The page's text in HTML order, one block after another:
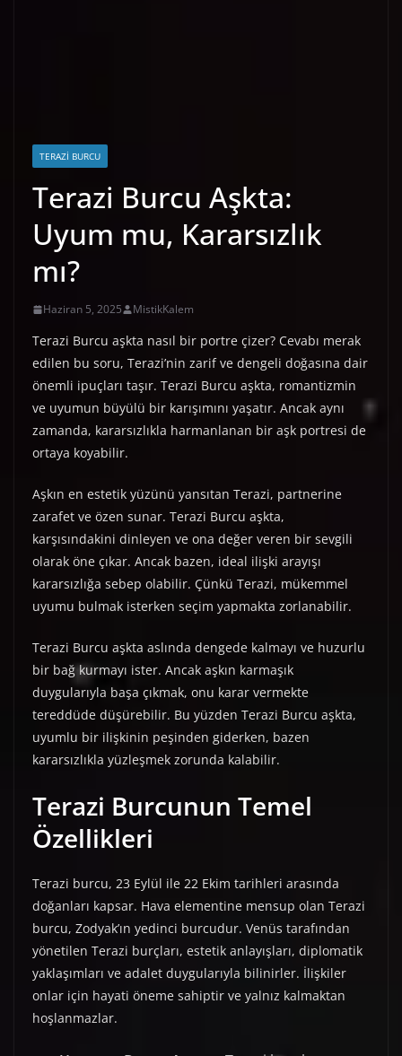
TERAZI BURCU
Terazi Burcu Aşkta:
Uyum mu, Kararsızlık
mı?
Haziran 5, 2025 MistikKalem
Terazi Burcu aşkta nasıl bir portre çizer? Cevabı merak
edilen bu soru, Terazi’nin zarif ve dengeli doğasına dair
önemli ipuçları taşır. Terazi Burcu aşkta, romantizmin
ve uyumun büyülü bir karışımını yaşatır. Ancak aynı
zamanda, kararsızlıkla harmanlanan bir aşk portresi de
ortaya koyabilir.
Aşkın en estetik yüzünü yansıtan Terazi, partnerine
zarafet ve özen sunar. Terazi Burcu aşkta,
karşısındakini dinleyen ve ona değer veren bir sevgili
olarak öne çıkar. Ancak bazen, ideal ilişki arayışı
kararsızlığa sebep olabilir. Çünkü Terazi, mükemmel
uyumu bulmak isterken seçim yapmakta zorlanabilir.
Terazi Burcu aşkta aslında dengede kalmayı ve huzurlu
bir bağ kurmayı ister. Ancak aşkın karmaşık
duygularıyla başa çıkmak, onu karar vermekte
tereddüde düşürebilir. Bu yüzden Terazi Burcu aşkta,
uyumlu bir ilişkinin peşinden giderken, bazen
kararsızlıkla yüzleşmek zorunda kalabilir.
Terazi Burcunun Temel
Özellikleri
Terazi burcu, 23 Eylül ile 22 Ekim tarihleri arasında
doğanları kapsar. Hava elementine mensup olan Terazi
burcu, Zodyak’ın yedinci burcudur. Venüs tarafından
yönetilen Terazi burçları, estetik anlayışları, diplomatik
yaklaşımları ve adalet duygularıyla bilinirler. İlişkiler
onlar için hayati öneme sahiptir ve yalnız kalmaktan
hoşlanmazlar.